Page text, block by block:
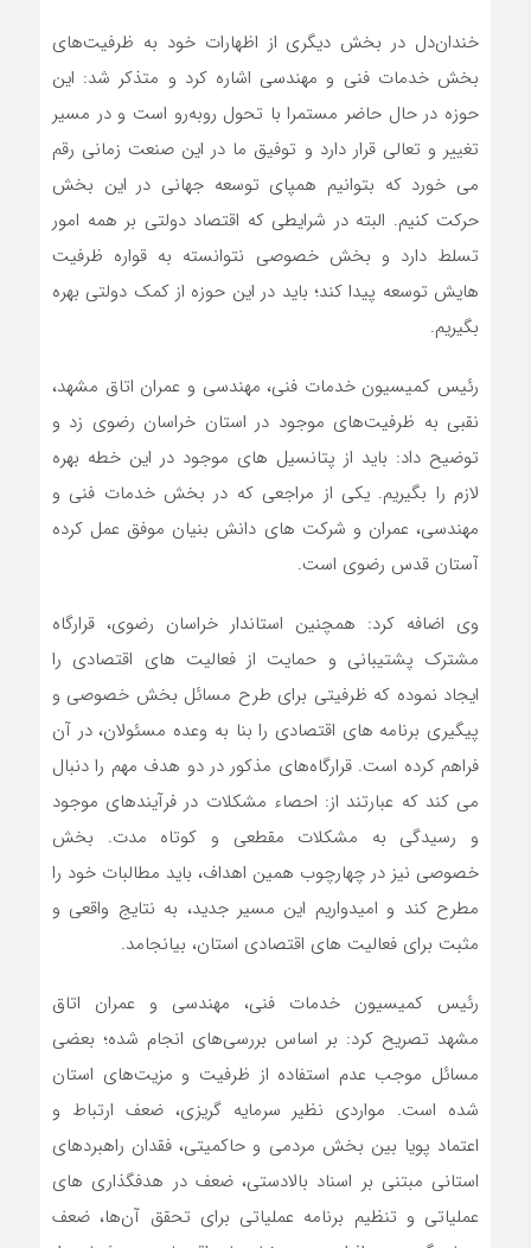
خندان‌دل در بخش دیگری از اظهارات خود به ظرفیت‌های
بخش خدمات فنی و مهندسی اشاره کرد و متذکر شد: این
حوزه در حال حاضر مستمرا با تحول روبه‌رو است و در مسیر
تغییر و تعالی قرار دارد و توفیق ما در این صنعت زمانی رقم
می خورد که بتوانیم همپای توسعه جهانی در این بخش
حرکت کنیم. البته در شرایطی که اقتصاد دولتی بر همه امور
تسلط دارد و بخش خصوصی نتوانسته به قواره ظرفیت
هایش توسعه پیدا کند؛ باید در این حوزه از کمک دولتی بهره
بگیریم.
رئیس کمیسیون خدمات فنی، مهندسی و عمران اتاق مشهد،
نقبی به ظرفیت‌های موجود در استان خراسان رضوی زد و
توضیح داد: باید از پتانسیل های موجود در این خطه بهره
لازم را بگیریم. یکی از مراجعی که در بخش خدمات فنی و
مهندسی، عمران و شرکت های دانش بنیان موفق عمل کرده
آستان قدس رضوی است.
وی اضافه کرد: همچنین استاندار خراسان رضوی، قرارگاه
مشترک پشتیبانی و حمایت از فعالیت های اقتصادی را
ایجاد نموده که ظرفیتی برای طرح مسائل بخش خصوصی و
پیگیری برنامه های اقتصادی را بنا به وعده مسئولان، در آن
فراهم کرده است. قرارگاه‌های مذکور در دو هدف مهم را دنبال
می کند که عبارتند از: احصاء مشکلات در فرآیندهای موجود
و رسیدگی به مشکلات مقطعی و کوتاه مدت. بخش
خصوصی نیز در چهارچوب همین اهداف، باید مطالبات خود را
مطرح کند و امیدواریم این مسیر جدید، به نتایج واقعی و
مثبت برای فعالیت های اقتصادی استان، بیانجامد.
رئیس کمیسیون خدمات فنی، مهندسی و عمران اتاق
مشهد تصریح کرد: بر اساس بررسی‌های انجام شده؛ بعضی
مسائل موجب عدم استفاده از ظرفیت و مزیت‌های استان
شده است. مواردی نظیر سرمایه گریزی، ضعف ارتباط و
اعتماد پویا بین بخش مردمی و حاکمیتی، فقدان راهبردهای
استانی مبتنی بر اسناد بالادستی، ضعف در هدفگذاری های
عملیاتی و تنظیم برنامه عملیاتی برای تحقق آن‌ها، ضعف